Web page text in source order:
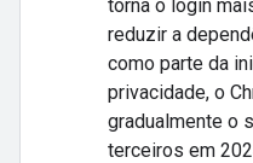
torna o login
reduzir a
como parte da
privacidade, o
gradualmente o
terceiros em